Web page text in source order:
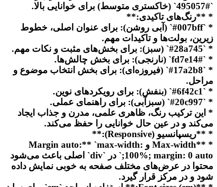
`#495057` (خاکستری متوسط) برای خوانایی بالا.
* **رنگ‌های تاکیدی:**
* `#007bff` (آبی روشن): برای عنوان اصلی، خطوط
زیرین، بولت‌ها و تاکیدات مهم.
* `#28a745` (سبز): برای بخش‌های مثبت و نکات مهم.
* `#fd7e14` (نارنجی): برای بخش چالش‌ها.
* `#17a2b8` (فیروزه‌ای): برای بخش انتخاب موضوع و
مراحل.
* `#6f42c1` (بنفش): برای رویکردهای نوین.
* `#20c997` (سبزآبی): برای راهنمای عملی.
* این ترکیب رنگ، ظاهری علمی، مدرن و جذاب ایجاد
می‌کند و در عین حال خوانایی را حفظ می‌کند.
* **ریسپانسیو (Responsive):**
* **Max-width و Margin auto:** `max-width:
100%; margin: 0 auto;` در `div` اصلی باعث می‌شود
محتوا در عرض‌های مختلف صفحه به خوبی نمایش داده
شود و در مرکز قرار گیرد.